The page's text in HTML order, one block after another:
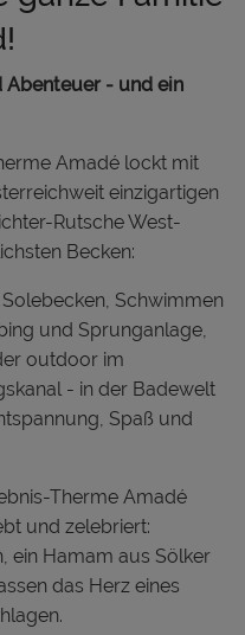
Abenteuer - und ein
Amadé lockt mit
einzigartigen
Rutsche West-
Becken:
Schwimmen
und Sprunganlage,
outdoor im
- in der Badewelt
Spaß und
Therme Amadé
und zelebriert:
ein Hamam aus Sölker
das Herz eines